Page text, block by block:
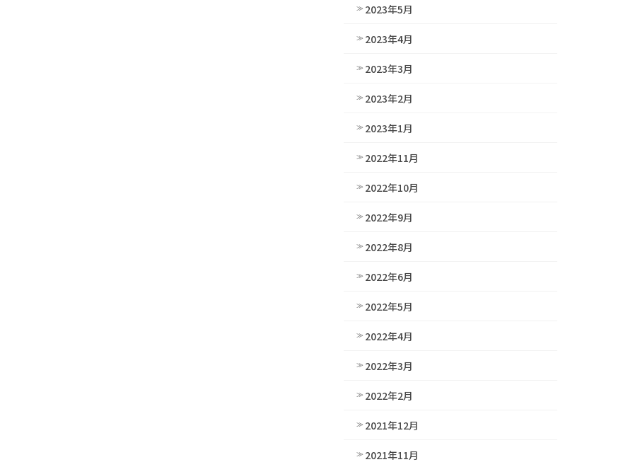
2023年5月
2023年4月
2023年3月
2023年2月
2023年1月
2022年11月
2022年10月
2022年9月
2022年8月
2022年6月
2022年5月
2022年4月
2022年3月
2022年2月
2021年12月
2021年11月